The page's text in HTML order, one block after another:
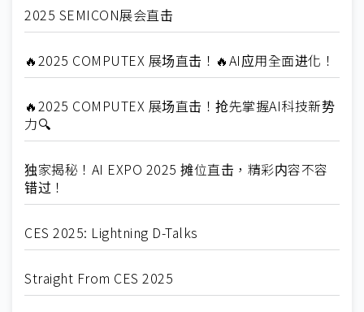
2025 SEMICON展会直击
🔥2025 COMPUTEX 展场直击！🔥AI应用全面进化！
🔥2025 COMPUTEX 展场直击！抢先掌握AI科技新势
力🔍
独家揭秘！AI EXPO 2025 摊位直击，精彩内容不容
错过！
CES 2025: Lightning D-Talks
Straight From CES 2025